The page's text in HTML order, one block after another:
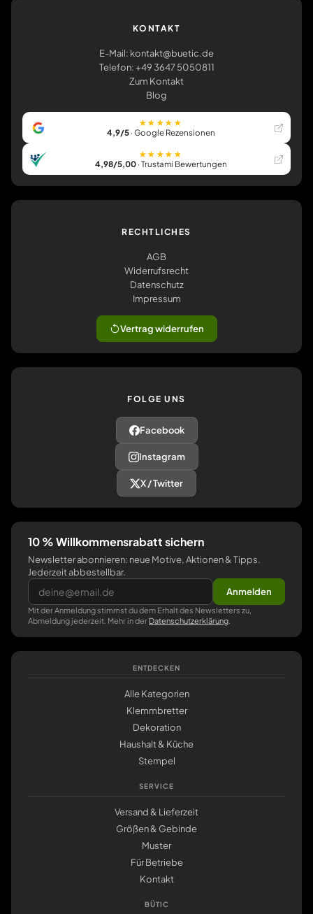
KONTAKT
E-Mail: kontakt@buetic.de
Telefon: +49 3647 5050811
Zum Kontakt
Blog
★★★★★
4,9/5· Google Rezensionen
★★★★★
4,98/5,00· Trustami Bewertungen
RECHTLICHES
AGB
Widerrufsrecht
Datenschutz
Impressum
Vertrag widerrufen
FOLGE UNS
Facebook
Instagram
X / Twitter
10 % Willkommensrabatt sichern
Newsletter abonnieren: neue Motive, Aktionen & Tipps.
Jederzeit abbestellbar.
Anmelden
Mit der Anmeldung stimmst du dem Erhalt des Newsletters zu,
Abmeldung jederzeit. Mehr in der Datenschutzerklärung
ENTDECKEN
Alle Kategorien
Klemmbretter
Dekoration
Haushalt & Küche
Stempel
SERVICE
Versand & Lieferzeit
Größen & Gebinde
Muster
Für Betriebe
Kontakt
BÜTIC